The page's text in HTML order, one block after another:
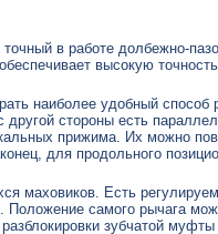
в работе долбежно-
высокую
наиболее удобный
стороны есть
прижима. Их можно
для продольного
Есть
самого рычага
зубчатой муфты